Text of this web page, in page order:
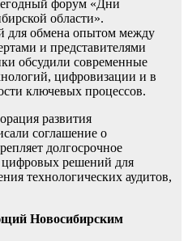
форум «Дни
области».
для обмена опытом между
и представителями
обсудили современные
цифровизации и в
ключевых процессов.
развития
соглашение о
долгосрочное
цифровых решений для
технологических аудитов,
Новосибирским